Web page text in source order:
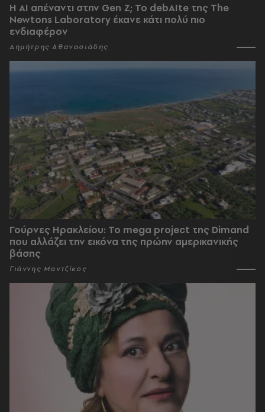
Η AI απέναντι στην Gen Z; Το debAIte της The
Newtons Laboratory έκανε κάτι πολύ πιο
ενδιαφέρον
Δημήτρης Αθανασιάδης
Γούρνες Ηρακλείου: To mega project της Dimand
που αλλάζει την εικόνα της πρώην αμερικανικής
βάσης
Γιάννης Μαντζίκος